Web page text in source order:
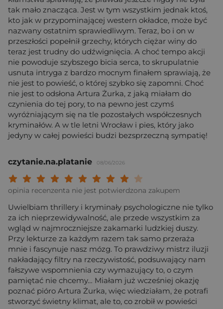
tak mało znacząca. Jest w tym wszystkim jednak ktoś,
kto jak w przypominającej western okładce, może być
nazwany ostatnim sprawiedliwym. Teraz, bo i on w
przeszłości popełnił grzechy, których ciężar winy do
teraz jest trudny do udźwignięcia. A choć tempo akcji
nie powoduje szybszego bicia serca, to skrupulatnie
usnuta intryga z bardzo mocnym finałem sprawiają, że
nie jest to powieść, o której szybko się zapomni. Choć
nie jest to odsłona Artura Żurka, z jaką miałam do
czynienia do tej pory, to na pewno jest czymś
wyróżniającym się na tle pozostałych współczesnych
kryminałów. A w tle letni Wrocław i pies, który jako
jedyny w całej powieści budzi bezsprzeczną sympatię!
czytanie.na.platanie 08/06/2026
Twoja ocena:
Twoja ocena: Wybitna 9/
Twoja ocena: Rewelacyjna 8/
Twoja ocena: Bardzo dobra 7/10"
Twoja ocena: Dobra 6/10"
Twoja ocena: Przeciętna 5/10"
Twoja ocena: Może być 4/10"
Twoja ocena: Słaba 3/10"
Twoja ocena: Bardzo słaba 2/10"
Twoja ocena: Beznadziejna 1/10"
opinia recenzenta nie jest potwierdzona zakupem
Uwielbiam thrillery i kryminały psychologiczne nie tylko
za ich nieprzewidywalność, ale przede wszystkim za
wgląd w najmroczniejsze zakamarki ludzkiej duszy.
Przy lekturze za każdym razem tak samo przeraża
mnie i fascynuje nasz mózg. To prawdziwy mistrz iluzji
nakładający filtry na rzeczywistość, podsuwający nam
fałszywe wspomnienia czy wymazujący to, o czym
pamiętać nie chcemy… Miałam już wcześniej okazję
poznać pióro Artura Żurka, więc wiedziałam, że potrafi
stworzyć świetny klimat, ale to, co zrobił w powieści